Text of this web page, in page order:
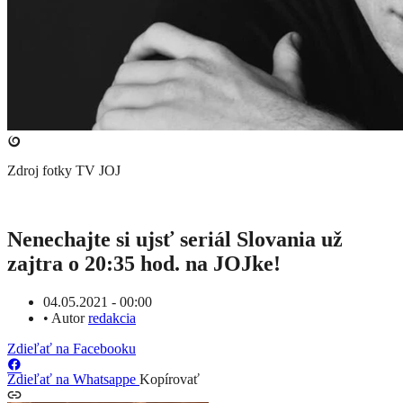
Zdroj fotky TV JOJ
Nenechajte si ujsť seriál Slovania už
zajtra o 20:35 hod. na JOJke!
04.05.2021 - 00:00
• Autorredakcia
Zdieľať na Facebooku
Zdieľať na Whatsappe Kopírovať